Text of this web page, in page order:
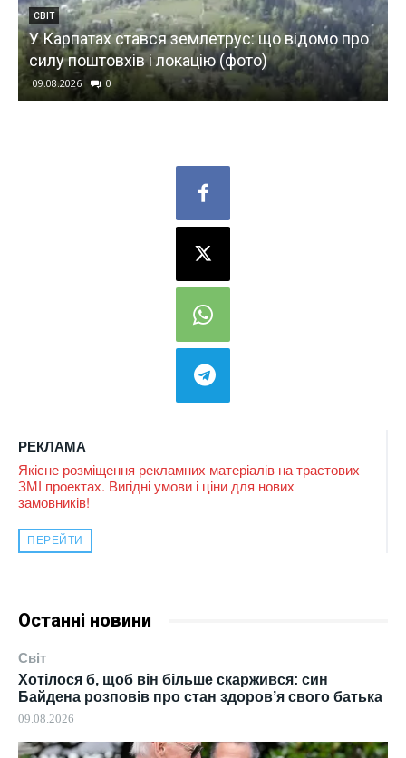
РЕКЛАМА
Якісне розміщення рекламних матеріалів на трастових
ЗМІ проектах. Вигідні умови і ціни для нових
замовників!
ПЕРЕЙТИ
Останні новини
Світ
Хотілося б, щоб він більше скаржився: син
Байдена розповів про стан здоров’я свого батька
09.08.2026
СВІТ
У Карпатах стався землетрус: що відомо про
силу поштовхів і локацію (фото)
09.08.2026 0